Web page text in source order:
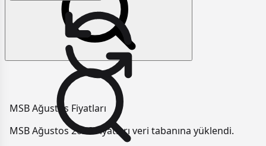
MSB Ağustos Fiyatları
MSB Ağustos 2026 Fiyatları veri tabanına yüklendi.